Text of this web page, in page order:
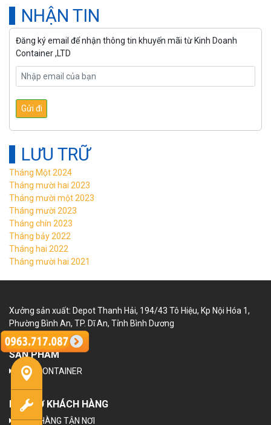
NHẬN TIN
Đăng ký email để nhận thông tin khuyến mãi từ Kinh Doanh
Container ,LTD
LƯU TRỮ
Tháng Một 2024
Tháng mười hai 2023
Tháng mười một 2023
Tháng mười 2023
Tháng chín 2023
Tháng bảy 2022
Tháng hai 2022
Tháng mười hai 2021
Xưởng sản xuất: Depot Thanh Hải, 194/43 Tô Hiệu, Kp Nội Hóa 1,
Phường Bình An, TP. Dĩ An, Tỉnh Bình Dương
SẢN PHẨM
NHÀ CONTAINER
HỖ TRỢ KHÁCH HÀNG
GIAO HÀNG TẬN NƠI